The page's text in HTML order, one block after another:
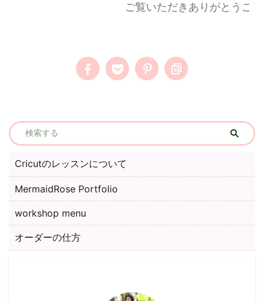
ご覧いただきありがとうござ
Cricutのレッスンについて
MermaidRose Portfolio
workshop menu
オーダーの仕方